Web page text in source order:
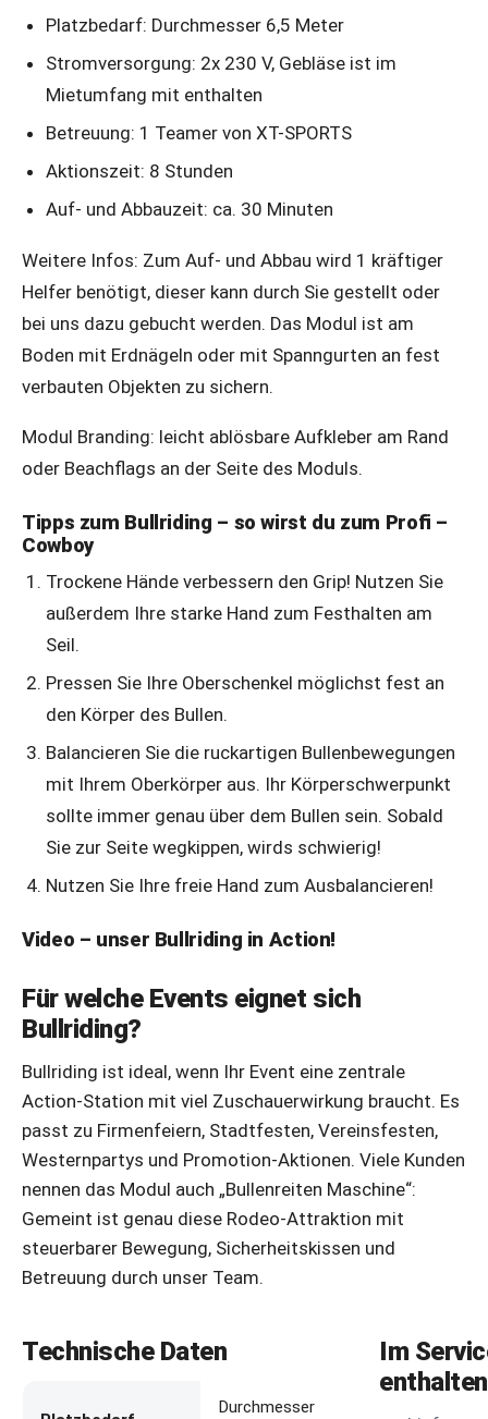
Platzbedarf: Durchmesser 6,5 Meter
Stromversorgung: 2x 230 V, Gebläse ist im
Mietumfang mit enthalten
Betreuung: 1 Teamer von XT-SPORTS
Aktionszeit: 8 Stunden
Auf- und Abbauzeit: ca. 30 Minuten
Weitere Infos: Zum Auf- und Abbau wird 1 kräftiger
Helfer benötigt, dieser kann durch Sie gestellt oder
bei uns dazu gebucht werden. Das Modul ist am
Boden mit Erdnägeln oder mit Spanngurten an fest
verbauten Objekten zu sichern.
Modul Branding: leicht ablösbare Aufkleber am Rand
oder Beachflags an der Seite des Moduls.
Tipps zum Bullriding – so wirst du zum Profi –
Cowboy
Trockene Hände verbessern den Grip! Nutzen Sie
außerdem Ihre starke Hand zum Festhalten am
Seil.
Pressen Sie Ihre Oberschenkel möglichst fest an
den Körper des Bullen.
Balancieren Sie die ruckartigen Bullenbewegungen
mit Ihrem Oberkörper aus. Ihr Körperschwerpunkt
sollte immer genau über dem Bullen sein. Sobald
Sie zur Seite wegkippen, wirds schwierig!
Nutzen Sie Ihre freie Hand zum Ausbalancieren!
Video – unser Bullriding in Action!
Für welche Events eignet sich
Bullriding?
Bullriding ist ideal, wenn Ihr Event eine zentrale
Action-Station mit viel Zuschauerwirkung braucht. Es
passt zu Firmenfeiern, Stadtfesten, Vereinsfesten,
Westernpartys und Promotion-Aktionen. Viele Kunden
nennen das Modul auch „Bullenreiten Maschine“:
Gemeint ist genau diese Rodeo-Attraktion mit
steuerbarer Bewegung, Sicherheitskissen und
Betreuung durch unser Team.
Technische Daten
Durchmesser
Im
enthalten